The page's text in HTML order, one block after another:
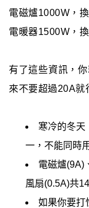
電磁爐1000W，
電暖器1500W，
有了這些資訊，
來不要超過20A就
寒冷的冬天
一，不能同時用
電磁爐(9A)
風扇(0.5A)共
如果你要打